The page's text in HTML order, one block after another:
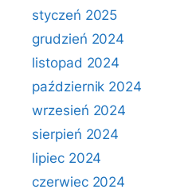
styczeń 2025
grudzień 2024
listopad 2024
październik 2024
wrzesień 2024
sierpień 2024
lipiec 2024
czerwiec 2024